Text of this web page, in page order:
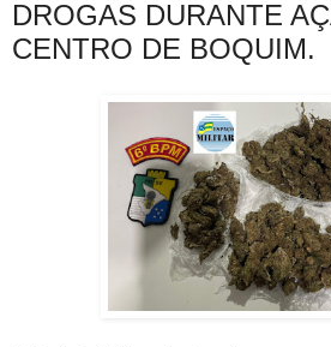
DROGAS DURANTE
CENTRO DE BOQUIM.